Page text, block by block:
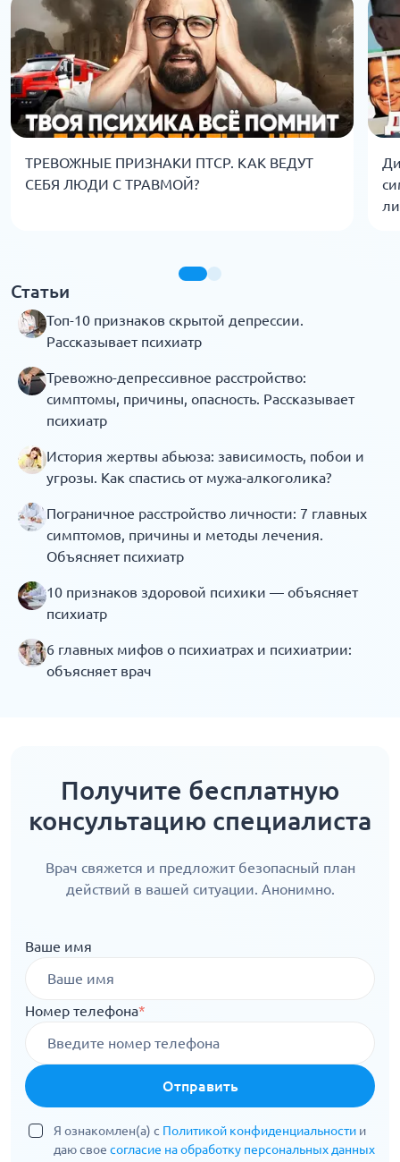
ТРЕВОЖНЫЕ ПРИЗНАКИ ПТСР. КАК ВЕДУТ
СЕБЯ ЛЮДИ С ТРАВМОЙ?
Статьи
Топ-10 признаков скрытой депрессии.
Рассказывает психиатр
Тревожно-депрессивное расстройство:
симптомы, причины, опасность. Рассказывает
психиатр
История жертвы абьюза: зависимость, побои и
угрозы. Как спастись от мужа-алкоголика?
Пограничное расстройство личности: 7 главных
симптомов, причины и методы лечения.
Объясняет психиатр
10 признаков здоровой психики — объясняет
психиатр
6 главных мифов о психиатрах и психиатрии:
объясняет врач
Получите бесплатную
консультацию специалиста
Врач свяжется и предложит безопасный план
действий в вашей ситуации. Анонимно.
Ваше имя
Номер телефона*
Отправить
Я ознакомлен(а) с Политикой конфиденциальности и
даю свое согласие на обработку персональных данных